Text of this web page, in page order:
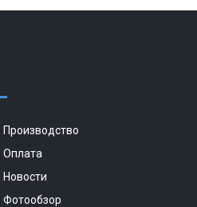
Производство
Оплата
Новости
Фотообзор